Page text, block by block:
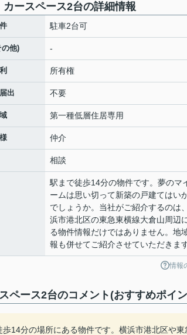
カースペース2台の詳細情報
駐車2台可
の他) -
所有権
出 不要
第一種低層住居専用
仲介
相談
駅まで徒歩14分の物件です。夢のマ
ームは思い切って新築の戸建てはい
でしょうか。当社がご紹介するのは
浜市港北区の東急東横線大倉山周辺
る物件情報だけではありません。地
報も併せてご紹介させていただきます
情報
ペース2台のコメント(おすすめポイ
14分の場所にある物件です。横浜市港北区や東